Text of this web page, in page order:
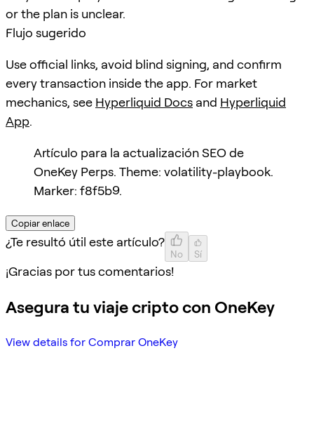
or the plan is unclear.
Flujo sugerido
Use official links, avoid blind signing, and confirm
every transaction inside the app. For market
mechanics, see Hyperliquid Docs and Hyperliquid
App.
Artículo para la actualización SEO de
OneKey Perps. Theme: volatility-playbook.
Marker: f8f5b9.
Copiar enlace
¿Te resultó útil este artículo?
No Sí
¡Gracias por tus comentarios!
Asegura tu viaje cripto con OneKey
View details for Comprar OneKey